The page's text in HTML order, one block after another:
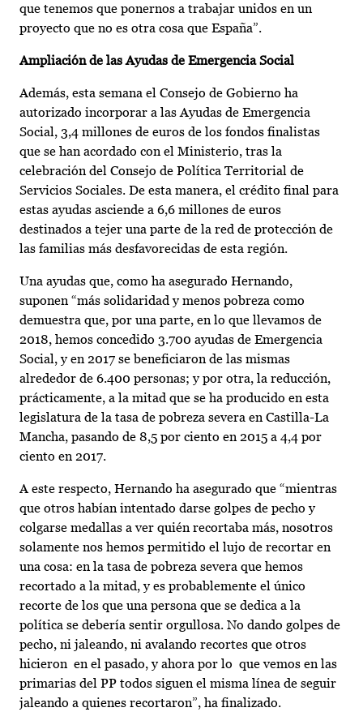
que tenemos que ponernos a trabajar unidos en un
proyecto que no es otra cosa que España”.
Ampliación de las Ayudas de Emergencia Social
Además, esta semana el Consejo de Gobierno ha
autorizado incorporar a las Ayudas de Emergencia
Social, 3,4 millones de euros de los fondos finalistas
que se han acordado con el Ministerio, tras la
celebración del Consejo de Política Territorial de
Servicios Sociales. De esta manera, el crédito final para
estas ayudas asciende a 6,6 millones de euros
destinados a tejer una parte de la red de protección de
las familias más desfavorecidas de esta región.
Una ayudas que, como ha asegurado Hernando,
suponen “más solidaridad y menos pobreza como
demuestra que, por una parte, en lo que llevamos de
2018, hemos concedido 3.700 ayudas de Emergencia
Social, y en 2017 se beneficiaron de las mismas
alrededor de 6.400 personas; y por otra, la reducción,
prácticamente, a la mitad que se ha producido en esta
legislatura de la tasa de pobreza severa en Castilla-La
Mancha, pasando de 8,5 por ciento en 2015 a 4,4 por
ciento en 2017.
A este respecto, Hernando ha asegurado que “mientras
que otros habían intentado darse golpes de pecho y
colgarse medallas a ver quién recortaba más, nosotros
solamente nos hemos permitido el lujo de recortar en
una cosa: en la tasa de pobreza severa que hemos
recortado a la mitad, y es probablemente el único
recorte de los que una persona que se dedica a la
política se debería sentir orgullosa. No dando golpes de
pecho, ni jaleando, ni avalando recortes que otros
hicieron en el pasado, y ahora por lo que vemos en las
primarias del PP todos siguen el misma línea de seguir
jaleando a quienes recortaron”, ha finalizado.